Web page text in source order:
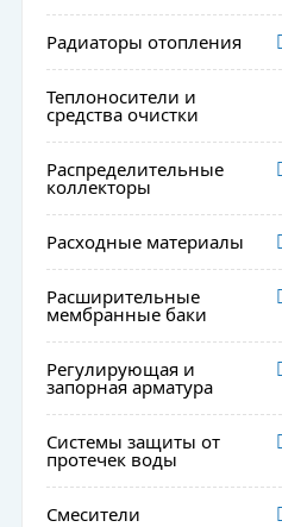
Радиаторы отопления
Теплоносители и
средства очистки
Распределительные
коллекторы
Расходные материалы
Расширительные
мембранные баки
Регулирующая и
запорная арматура
Системы защиты от
протечек воды
Смесители